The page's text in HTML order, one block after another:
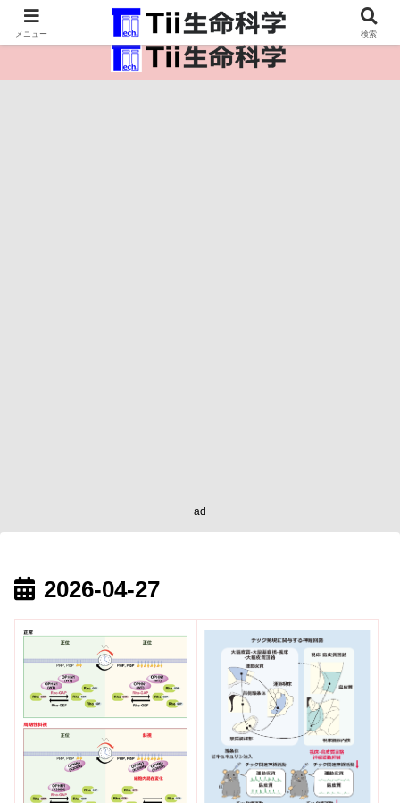
医療保健・生命・生物の情報インフラ。
ad
2026-04-27
メニュー 検索